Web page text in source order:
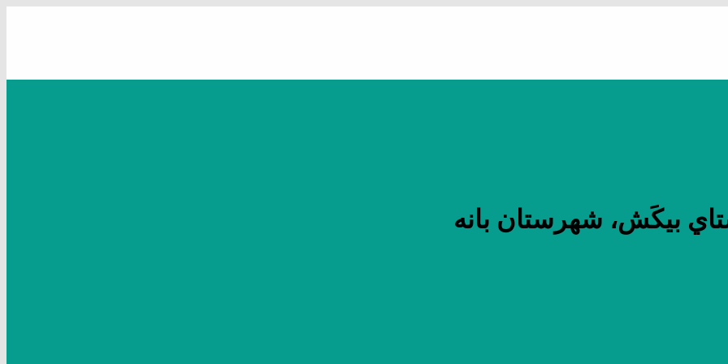
بيكَش، شهرستان بانه